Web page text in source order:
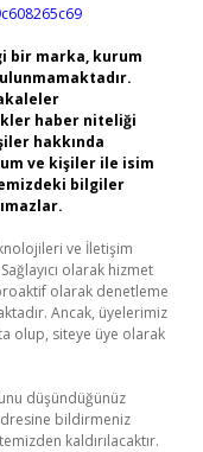
bir marka, kurum
haber niteliği
hakkında
ve kişiler ile isim
bilgiler
ve İletişim
olarak hizmet
olarak denetleme
Ancak, üyelerimiz
olup, siteye üye olarak
düşündüğünüz
bildirmeniz
kaldırılacaktır.